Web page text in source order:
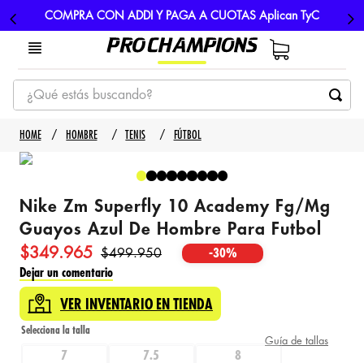
COMPRA CON ADDI Y PAGA A CUOTAS Aplican TyC
¿Qué estás buscando?
TÉRMINOS MÁS BUSCADOS
1
3. nike
. guayos
5
HOMBRE TENIS FÚTBOL
Nike Zm Superfly 10 Academy Fg/Mg
Guayos Azul De Hombre Para Futbol
$349.965 $499.950 -30%
Dejar un comentario
VER INVENTARIO EN TIENDA
Guía de tallas
7 7.5 8